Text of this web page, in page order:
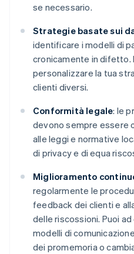
se necessario.
Strategie basate sui
identificare i modelli di
cronicamente in difetto.
personalizzare la tua
clienti diversi.
Conformità legale: le
devono sempre essere
alle leggi e normative
di privacy e di equa
Miglioramento
regolarmente le
feedback dei clienti e
delle riscossioni. Puoi
modelli di
dei promemoria o